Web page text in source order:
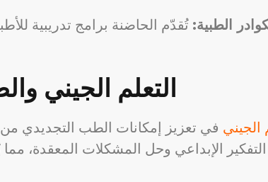
الطبية: تُقدّم الحاضنة برامج تدريبية
التعلم الجيني
الجيني في تعزيز إمكانات الطب التجديدي من